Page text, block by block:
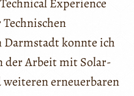
konnte ich
der Arbeit mit Solar-
erneuerbaren